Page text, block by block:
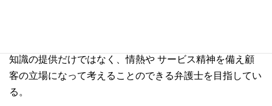
知識の提供だけではなく、情熱や サービス精神を備え顧
客の立場になって考えることのできる弁護士を目指してい
る。